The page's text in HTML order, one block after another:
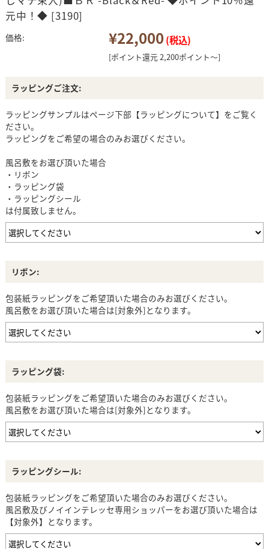
元中！◆ [3190]
価格: ¥22,000 (税込)
[ポイント還元 2,200ポイント～]
ラッピングご注文:
ラッピングサンプルはページ下部【ラッピングについて】をご覧く
ださい。
ラッピングをご希望の場合のみお選びください。
風呂敷をお選び頂いた場合
・リボン
・ラッピング袋
・ラッピングシール
は付属致しません。
リボン:
包装紙ラッピングをご希望頂いた場合のみお選びください。
風呂敷をお選び頂いた場合は[対象外]となります。
ラッピング袋:
包装紙ラッピングをご希望頂いた場合のみお選びください。
風呂敷をお選び頂いた場合は[対象外]となります。
ラッピングシール:
包装紙ラッピングをご希望頂いた場合のみお選びください。
風呂敷及びノイインテレッセ専用ショッパーをお選び頂いた場合は
【対象外】となります。